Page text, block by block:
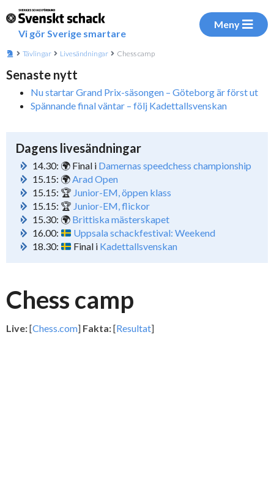
Vi gör Sverige smartare
Meny
Tävlingar Livesändningar Chess camp
Senaste nytt
Nu startar Grand Prix-säsongen – Göteborg är först ut
Spännande final väntar – följ Kadettallsvenskan
Dagens livesändningar
14.30: 🌍 Final i Damernas speedchess championship
15.15: 🌍Arad Open
15.15: 🏆 Junior-EM, öppen klass
15.15: 🏆 Junior-EM, flickor
15.30: 🌍 Brittiska mästerskapet
16.00:
Uppsala schackfestival: Weekend
18.30:
Final i Kadettallsvenskan
Chess camp
Live:[Chess.com] Fakta:[Resultat]